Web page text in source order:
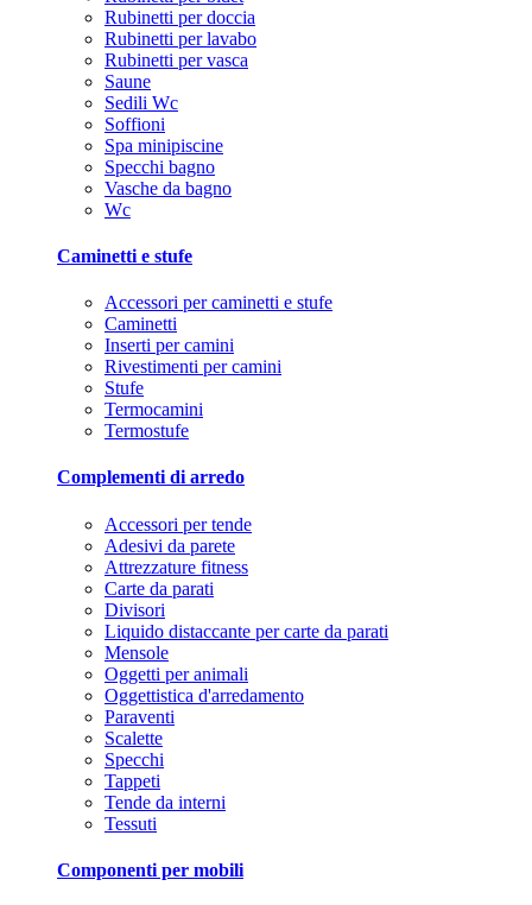
Rubinetti per doccia
Rubinetti per lavabo
Rubinetti per vasca
Saune
Sedili Wc
Soffioni
Spa minipiscine
Specchi bagno
Vasche da bagno
Wc
Caminetti e stufe
Accessori per caminetti e stufe
Caminetti
Inserti per camini
Rivestimenti per camini
Stufe
Termocamini
Termostufe
Complementi di arredo
Accessori per tende
Adesivi da parete
Attrezzature fitness
Carte da parati
Divisori
Liquido distaccante per carte da parati
Mensole
Oggetti per animali
Oggettistica d'arredamento
Paraventi
Scalette
Specchi
Tappeti
Tende da interni
Tessuti
Componenti per mobili